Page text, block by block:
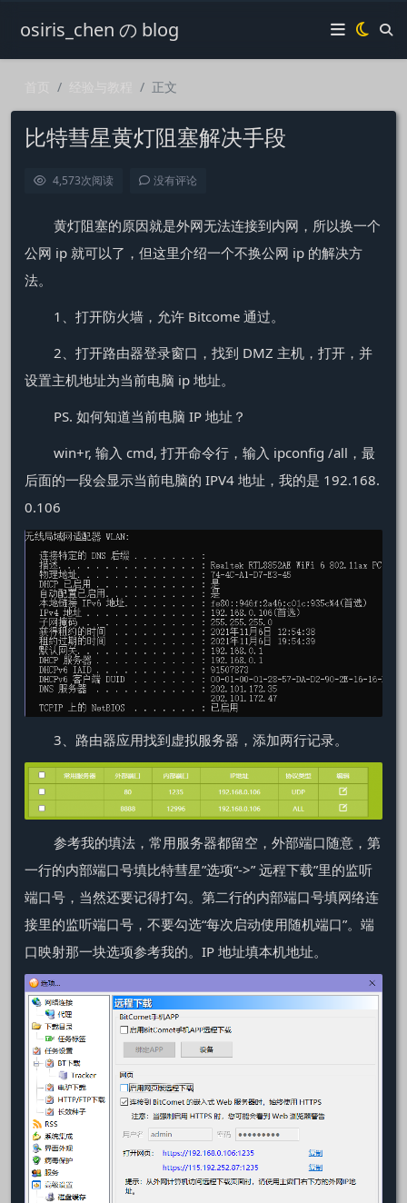
osiris_chen の blog
正文
比特彗星黄灯阻塞解决手段
4,573次阅读 没有评论
黄灯阻塞的原因就是外网无法连接到内网，所以换一个
公网 ip 就可以了，但这里介绍一个不换公网 ip 的解决方
法。
1、打开防火墙，允许 Bitcome 通过。
2、打开路由器登录窗口，找到 DMZ 主机，打开，并
设置主机地址为当前电脑 ip 地址。
PS. 如何知道当前电脑 IP 地址？
win+r, 输入 cmd, 打开命令行，输入 ipconfig /all，最
后面的一段会显示当前电脑的 IPV4 地址，我的是 192.168.
0.106
3、路由器应用找到虚拟服务器，添加两行记录。
参考我的填法，常用服务器都留空，外部端口随意，第
一行的内部端口号填比特彗星”选项“->” 远程下载”里的监听
端口号，当然还要记得打勾。第二行的内部端口号填网络连
接里的监听端口号，不要勾选“每次启动使用随机端口”。端
口映射那一块选项参考我的。IP 地址填本机地址。